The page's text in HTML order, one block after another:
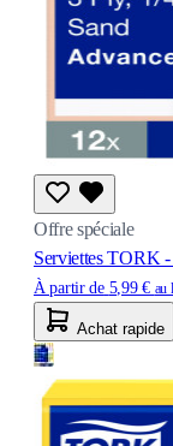
Offre spéciale
Serviettes TORK
À partir de 5,99 € au
Achat rapide